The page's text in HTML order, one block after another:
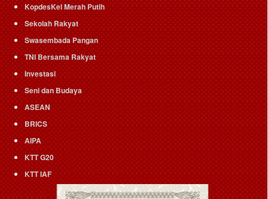
KopdesKel Merah Putih
Sekolah Rakyat
Swasembada Pangan
TNI Bersama Rakyat
Investasi
Seni dan Budaya
ASEAN
BRICS
AIPA
KTT G20
KTT IAF